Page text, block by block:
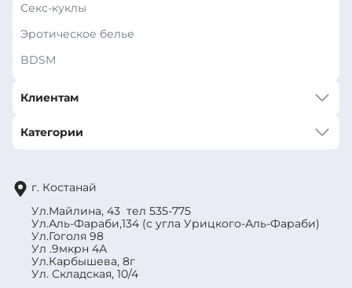
Секс-куклы
Эротическое белье
BDSM
Клиентам
Категории
г. Костанай
Ул.Майлина, 43 тел 535-775
Ул.Аль-Фараби,134 (с угла Урицкого-Аль-Фараби)
Ул.Гоголя 98
Ул .9мкрн 4А
Ул.Карбышева, 8г
Ул. Складская, 10/4